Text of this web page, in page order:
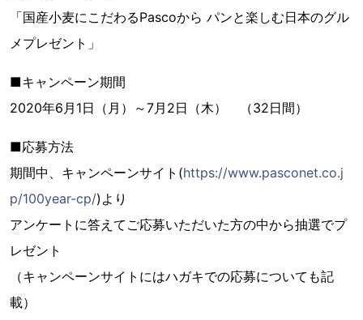
「国産小麦にこだわるPascoから パンと楽しむ日本のグル
メプレゼント」
■キャンペーン期間
2020年6月1日（月）～7月2日（木） （32日間）
■応募方法
期間中、キャンペーンサイト(https://www.pasconet.co.j
p/100year-cp/)より
アンケートに答えてご応募いただいた方の中から抽選でプ
レゼント
（キャンペーンサイトにはハガキでの応募についても記
載）